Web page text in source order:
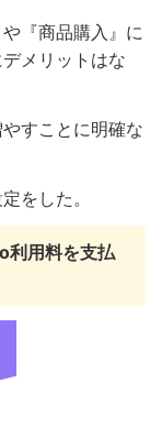
『商品購入』に
メリットはな
すことに明確な
をした。
利用料を支払